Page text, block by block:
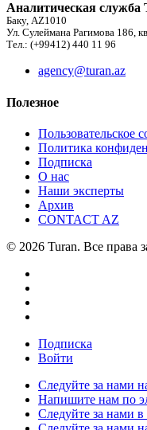
Аналитическая служба
Баку, AZ1010
Ул. Сулеймана Рагимова 186,
Тел.: (+99412) 440 11 96
agency@turan.az
Полезное
Пользовательское
Политика
Подписка
О нас
Наши эксперты
Архив
CONTACT AZ
© 2026 Turan. Все права
Подписка
Войти
Следуйте за нами
Напишите нам по
Следуйте за нами в